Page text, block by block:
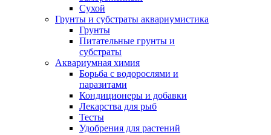
Сухой
Грунты и субстраты аквариумистика
Грунты
Питательные грунты и
субстраты
Аквариумная химия
Борьба с водорослями и
паразитами
Кондиционеры и добавки
Лекарства для рыб
Тесты
Удобрения для растений